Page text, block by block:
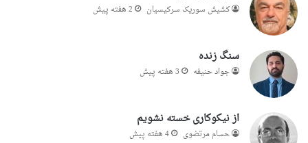
کشیش سوریک سرکیسیان 2 هفته پیش
سنگ زنده
جواد حنیفه 3 هفته پیش
از نیکوکاری خسته نشویم
حسام مرتضوی 4 هفته پیش